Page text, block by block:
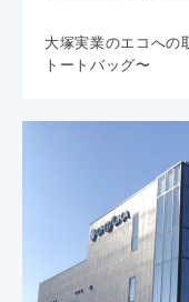
大塚実業のエコへの
トートバッグ〜